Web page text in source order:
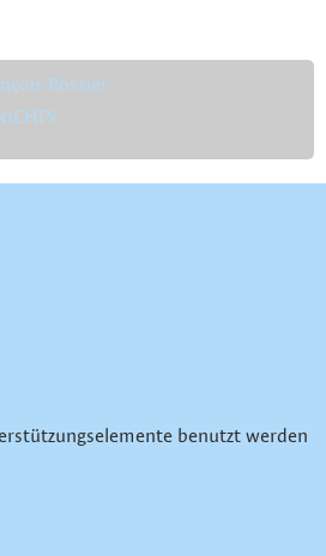
benutzt werden